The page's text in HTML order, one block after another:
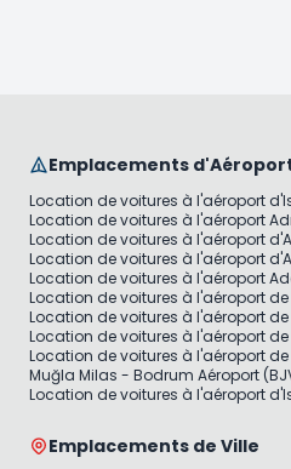
Emplacements
Location de voitures à l'aéroport
Location de voitures à l'aéroport
Location de voitures à l'aéroport
Location de voitures à l'aéroport
Location de voitures à l'aéroport
Location de voitures à l'aéroport de
Location de voitures à l'aéroport
Location de voitures à l'aéroport
Location de voitures à l'aéroport de
Muğla Milas - Bodrum Aéroport
Location de voitures à l'aéroport
Emplacements de Ville